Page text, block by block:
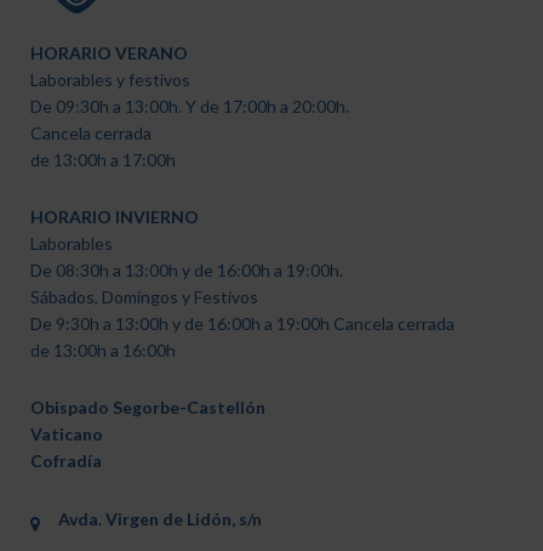
HORARIO VERANO
Laborables y festivos
De 09:30h a 13:00h. Y de 17:00h a 20:00h.
Cancela cerrada
de 13:00h a 17:00h
HORARIO INVIERNO
Laborables
De 08:30h a 13:00h y de 16:00h a 19:00h.
Sábados, Domingos y Festivos
De 9:30h a 13:00h y de 16:00h a 19:00h Cancela cerrada
de 13:00h a 16:00h
Obispado Segorbe-Castellón
Vaticano
Cofradía
Avda. Virgen de Lidón, s/n